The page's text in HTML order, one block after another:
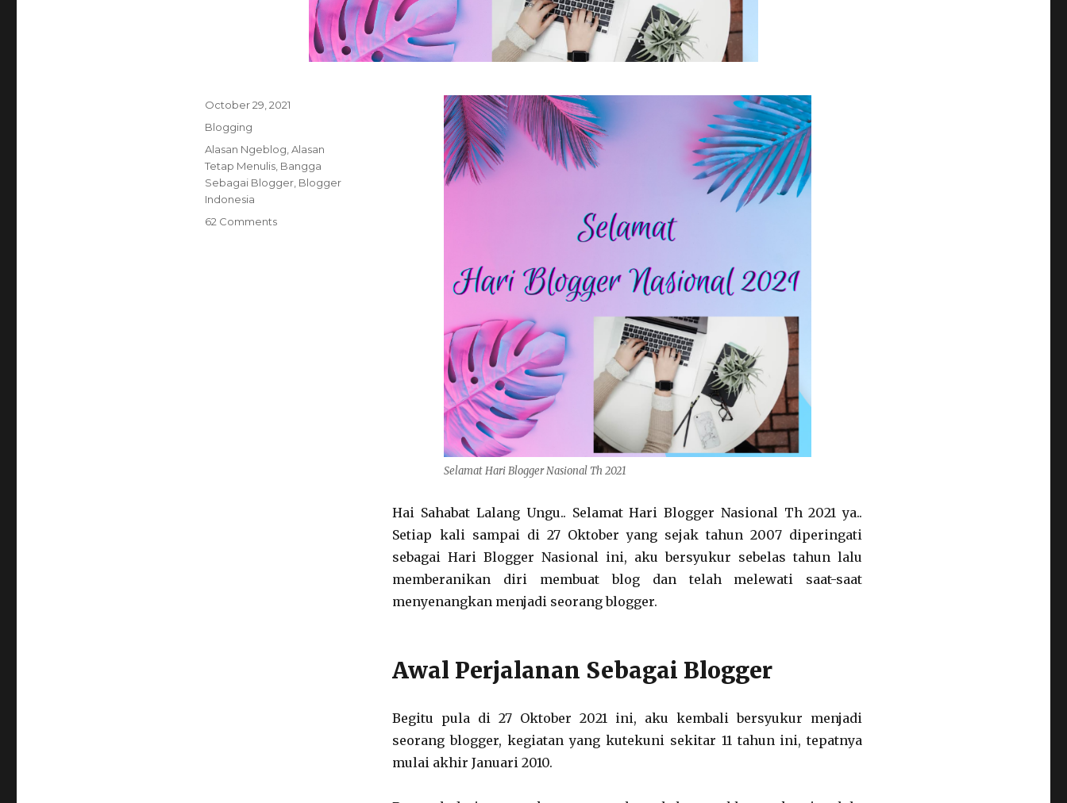
Selamat Hari Blogger Nasional Th 2021
Hai Sahabat Lalang Ungu.. Selamat Hari Blogger Nasional Th 2021 ya..
Setiap kali sampai di 27 Oktober yang sejak tahun 2007 diperingati
sebagai Hari Blogger Nasional ini, aku bersyukur sebelas tahun lalu
memberanikan diri membuat blog dan telah melewati saat-saat
menyenangkan menjadi seorang blogger.
Awal Perjalanan Sebagai Blogger
Begitu pula di 27 Oktober 2021 ini, aku kembali bersyukur menjadi
seorang blogger, kegiatan yang kutekuni sekitar 11 tahun ini, tepatnya
mulai akhir Januari 2010.
Posted
on
October 29, 2021
Categories
Blogging
Tags
Alasan Ngeblog Alasan
Tetap Menulis, Bangga
Sebagai Blogger, Blogger
Indonesia
62 Commentson